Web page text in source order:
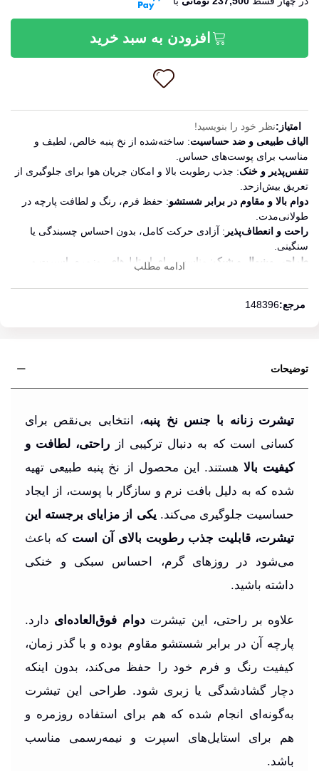
افزودن به سبد خرید
امتیاز:نظر خود را بنویسید!
الیاف طبیعی و ضد حساسیت: ساخته‌شده از نخ پنبه خالص، لطیف و
مناسب برای پوست‌های حساس.
تنفس‌پذیر و خنک: جذب رطوبت بالا و امکان جریان هوا برای جلوگیری از
تعریق بیش‌ازحد.
دوام بالا و مقاوم در برابر شستشو: حفظ فرم، رنگ و لطافت پارچه در
طولانی‌مدت.
راحت و انعطاف‌پذیر : آزادی حرکت کامل، بدون احساس چسبندگی یا
سنگینی.
طراحی مینیمال و شیک : مناسب برای استایل‌های روزمره، اسپرت و
ادامه مطلب
مرجع:148396
توضیحات
تیشرت زنانه با جنس نخ پنبه، انتخابی بی‌نقص برای
کسانی است که به دنبال ترکیبی از راحتی، لطافت و
کیفیت بالاهستند. این محصول از نخ پنبه طبیعی تهیه
شده که به دلیل بافت نرم و سازگار با پوست، از ایجاد
حساسیت جلوگیری می‌کند. یکی از مزایای برجسته این
تیشرت، قابلیت جذب رطوبت بالای آن است که باعث
می‌شود در روزهای گرم، احساس سبکی و خنکی
داشته باشید.
علاوه بر راحتی، این تیشرتدوام فوق‌العاده‌ای دارد.
پارچه آن در برابر شستشو مقاوم بوده و با گذر زمان،
کیفیت رنگ و فرم خود را حفظ می‌کند، بدون اینکه
دچار گشادشدگی یا زبری شود. طراحی این تیشرت
به‌گونه‌ای انجام شده که هم برای استفاده روزمره و
هم برای استایل‌های اسپرت و نیمه‌رسمی مناسب
باشد.